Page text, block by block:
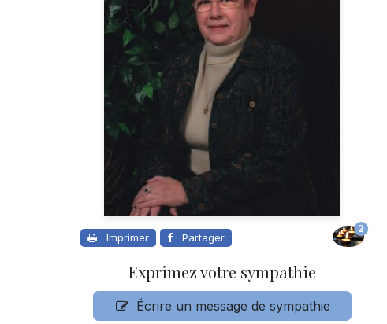
Imprimer Partager
2
Exprimez votre sympathie
Écrire un message de sympathie